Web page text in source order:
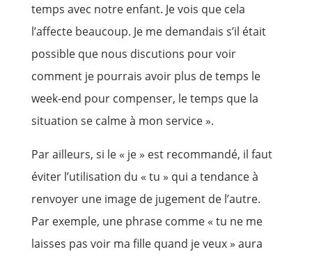
temps avec notre enfant. Je vois que cela
l’affecte beaucoup. Je me demandais s’il était
possible que nous discutions pour voir
comment je pourrais avoir plus de temps le
week-end pour compenser, le temps que la
situation se calme à mon service ».
Par ailleurs, si le « je » est recommandé, il faut
éviter l’utilisation du « tu » qui a tendance à
renvoyer une image de jugement de l’autre.
Par exemple, une phrase comme « tu ne me
laisses pas voir ma fille quand je veux » aura